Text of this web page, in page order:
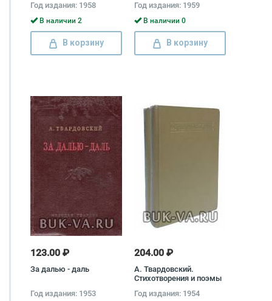
Год издания: 1958
В наличии 2
В корзину
Год издания: 1959
В наличии 0
В корзину
123.00 ₽
За далью - даль
Год издания: 1953
204.00 ₽
А. Твардовский.
Стихотворения и поэмы
Александр Твардовский
Год издания: 1954